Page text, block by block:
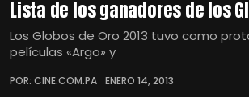
Lista de los ganadores de los
Los Globos de Oro 2013 tuvo como
películas «Argo» y
POR: CINE.COM.PA ENERO 14, 2013